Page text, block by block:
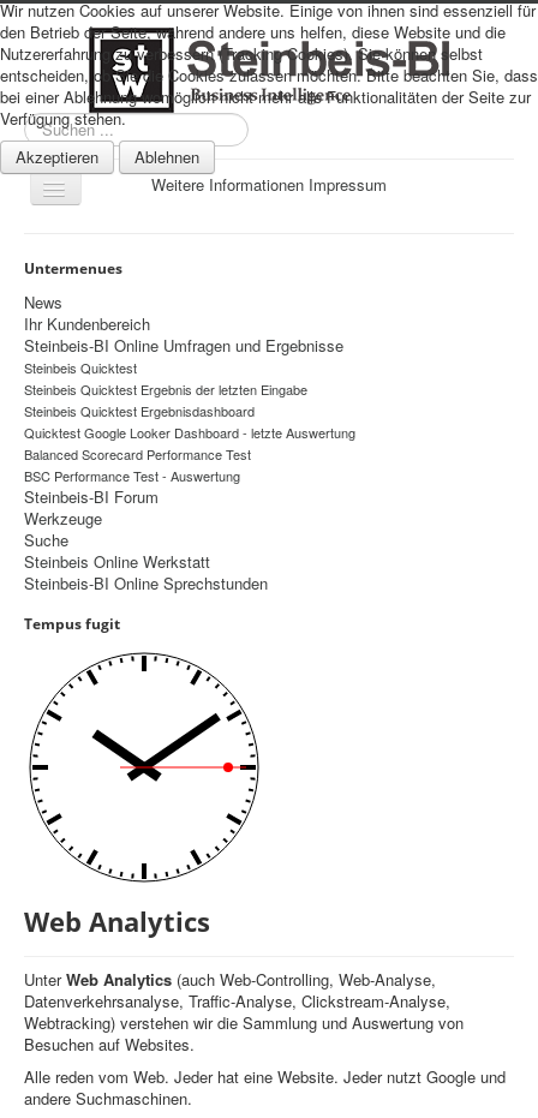
Suchen
...
Navigation
an/aus
Datenschutz
Impressum
Home
Prognosen
Beratung
Management
Controlling
Balanced Scorecard
Benchmarking
Hoshin-Kanri
Kommunikation
Entscheidungsregeln
Aktuelle Seite: Startseite
Untermenues
News
Ihr Kundenbereich
Steinbeis-BI Online Umfragen und Ergebnisse
Steinbeis Quicktest
Steinbeis Quicktest Ergebnis der letzten Eingabe
Steinbeis Quicktest Ergebnisdashboard
Quicktest Google Looker Dashboard - letzte Auswertung
Balanced Scorecard Performance Test
BSC Performance Test - Auswertung
Steinbeis-BI Forum
Werkzeuge
Suche
Steinbeis Online Werkstatt
Steinbeis-BI Online Sprechstunden
Tempus fugit
Web Analytics
UnterWeb Analytics (auch Web-Controlling, Web-Analyse,
Datenverkehrsanalyse, Traffic-Analyse, Clickstream-Analyse,
Webtracking) verstehen wir die Sammlung und Auswertung von
Besuchen auf Websites.
Alle reden vom Web. Jeder hat eine Website. Jeder nutzt Google und
andere Suchmaschinen.
Wir nutzen Cookies auf unserer Website. Einige von ihnen sind essenziell für
den Betrieb der Seite, während andere uns helfen, diese Website und die
Nutzererfahrung zu verbessern (Tracking Cookies). Sie können selbst
entscheiden, ob Sie die Cookies zulassen möchten. Bitte beachten Sie, dass
bei einer Ablehnung womöglich nicht mehr alle Funktionalitäten der Seite zur
Verfügung stehen.
Akzeptieren
Ablehnen
Weitere Informationen Impressum